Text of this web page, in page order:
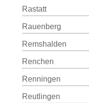
Rastatt
Rauenberg
Remshalden
Renchen
Renningen
Reutlingen